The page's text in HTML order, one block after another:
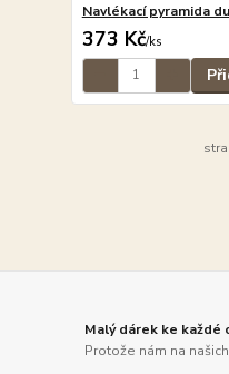
Navlékací pyramida
373 Kč/ks
Malý dárek ke každé
Protože nám na